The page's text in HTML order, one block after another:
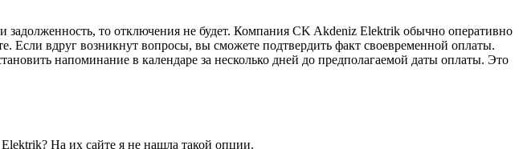
то отключения не будет. Компания CK Akdeniz Elektrik обычно оперативно
Если вдруг возникнут вопросы, вы сможете подтвердить факт своевременной оплаты.
напоминание в календаре за несколько дней до предполагаемой даты оплаты. Это
На их сайте я не нашла такой опции.